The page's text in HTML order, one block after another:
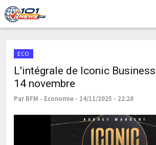
ECO
L'intégrale de Iconic
14 novembre
Par BFM - Economie - 14/11/2025 - 22:28